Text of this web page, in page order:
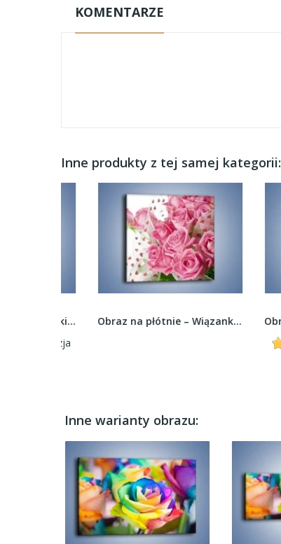
KOMENTARZE
Inne produkty z tej samej kategorii:
Obraz na płótnie – Wiązanka dla ukochanej –...
Inne warianty obrazu: